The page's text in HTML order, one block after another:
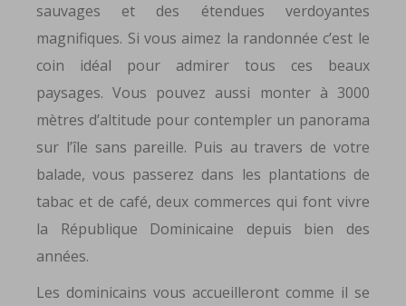
sauvages et des étendues verdoyantes
magnifiques. Si vous aimez la randonnée c’est le
coin idéal pour admirer tous ces beaux
paysages. Vous pouvez aussi monter à 3000
mètres d’altitude pour contempler un panorama
sur l’île sans pareille. Puis au travers de votre
balade, vous passerez dans les plantations de
tabac et de café, deux commerces qui font vivre
la République Dominicaine depuis bien des
années.
Les dominicains vous accueilleront comme il se